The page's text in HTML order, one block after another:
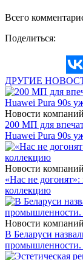
Всего
Поделиться:
ДРУГИЕ
Новости компаний
200 МП для
Huawei Pura 90s
Новости компаний
«Нас не
коллекцию
Новости компаний
В Беларуси
промышленности.